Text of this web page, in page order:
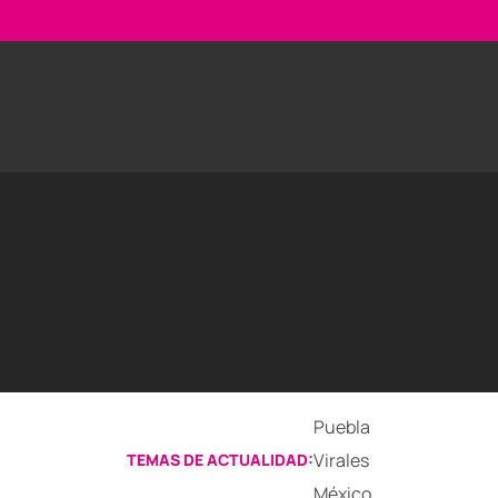
TEMAS DE ACTUALIDAD:
Puebla
Virales
México